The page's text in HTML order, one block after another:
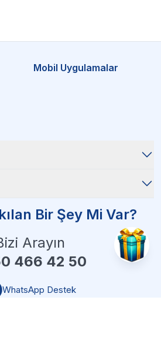
Dekorunuzu Seçin!
Mobil Uygulamalar
Bir Şey Mi Var?
Arayın
466 42 50
WhatsApp Destek